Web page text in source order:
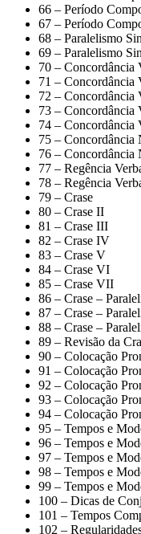
66 – Período
67 – Período
68 – Paralelismo
69 – Paralelismo
70 – Concordância
71 – Concordância
72 – Concordância
73 – Concordância
74 – Concordância
75 – Concordância
76 – Concordância
77 – Regência
78 – Regência
79 – Crase
80 – Crase II
81 – Crase III
82 – Crase IV
83 – Crase V
84 – Crase VI
85 – Crase VII
86 – Crase –
87 – Crase –
88 – Crase –
89 – Revisão da
90 – Colocação
91 – Colocação
92 – Colocação
93 – Colocação
94 – Colocação
95 – Tempos e
96 – Tempos e
97 – Tempos e
98 – Tempos e
99 – Tempos e
100 – Dicas de
101 – Tempos
102 –